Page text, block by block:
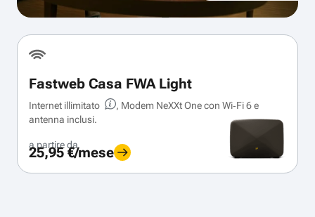
Fastweb Casa FWA Light
Internet illimitato
, Modem NeXXt One con Wi‑Fi 6 e
antenna inclusi.
a partire da
25,95 €/mese